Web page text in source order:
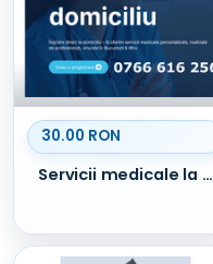
30.00 RON
Servicii medicale la domiciliu oriunde in Bucuresti si Ilfov